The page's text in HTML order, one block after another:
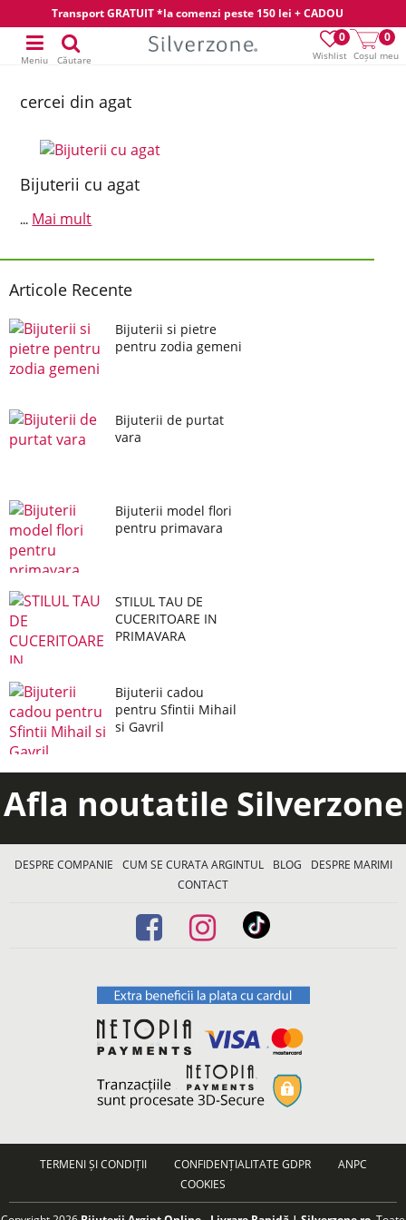
Transport GRATUIT *la comenzi peste 150 lei + CADOU
Wishlist
0
Coșul meu
0
Meniu Căutare
cercei din agat
Bijuterii cu agat
... Mai mult
Articole Recente
Bijuterii si pietre
pentru zodia gemeni
Bijuterii de purtat
vara
Bijuterii model flori
pentru primavara
STILUL TAU DE
CUCERITOARE IN
PRIMAVARA
Bijuterii cadou
pentru Sfintii Mihail
si Gavril
Afla noutatile Silverzone
DESPRE COMPANIE CUM SE CURATA ARGINTUL BLOG
DESPRE MARIMI
CONTACT
TERMENI ȘI CONDIȚII CONFIDENȚIALITATE GDPR
ANPC
COOKIES